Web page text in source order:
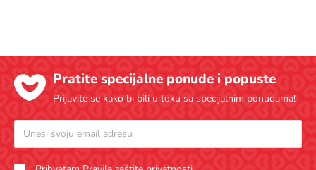
Pratite specijalne ponude i popuste
Prijavite se kako bi bili u toku sa specijalnim ponudama!